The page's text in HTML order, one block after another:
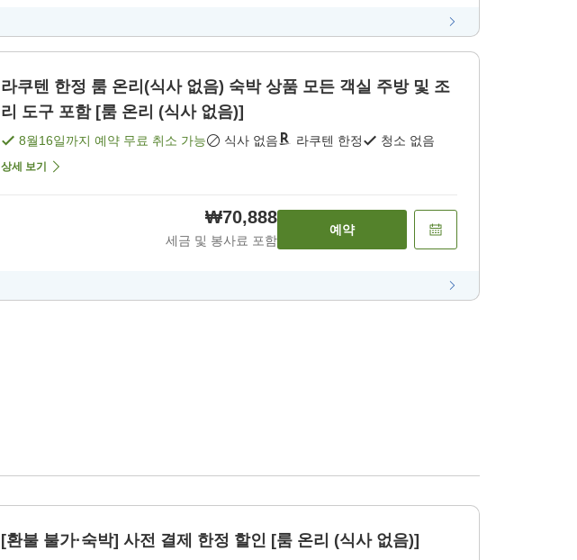
라쿠텐 한정 룸 온리(식사 없음) 숙박 상품 모든 객실 주방 및 조
리 도구 포함 [룸 온리 (식사 없음)]
8월16일까지 예약 무료 취소 가능 식사 없음 라쿠텐 한정 청소 없음
상세 보기
₩70,888
세금 및 봉사료 포함
예약
[환불 불가·숙박] 사전 결제 한정 할인 [룸 온리 (식사 없음)]